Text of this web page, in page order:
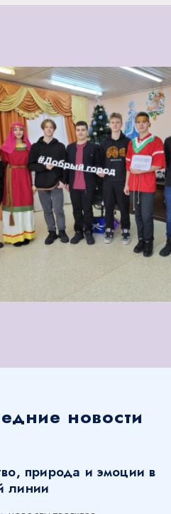
новости
природа и эмоции в
линии